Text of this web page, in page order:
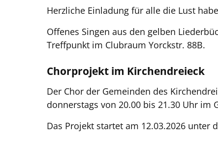
Herzliche Einladung für alle die Lust
Offenes Singen aus den gelben
Treffpunkt im Clubraum Yorckstr. 88B.
Chorprojekt im Kirchendreieck
Der Chor der Gemeinden des
donnerstags von 20.00 bis 21.30 Uhr im
Das Projekt startet am 12.03.2026 unter